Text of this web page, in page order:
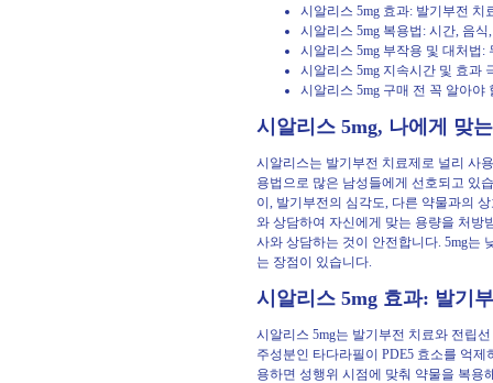
시알리스 5mg 효과: 발기부전 치
시알리스 5mg 복용법: 시간, 음
시알리스 5mg 부작용 및 대처법:
시알리스 5mg 지속시간 및 효과
시알리스 5mg 구매 전 꼭 알아야
시알리스 5mg, 나에게 맞
시알리스는 발기부전 치료제로 널리 사
용법으로 많은 남성들에게 선호되고 있
이, 발기부전의 심각도, 다른 약물과의
와 상담하여 자신에게 맞는 용량을 처방
사와 상담하는 것이 안전합니다. 5mg는
는 장점이 있습니다.
시알리스 5mg 효과: 발기
시알리스 5mg는 발기부전 치료와 전립
주성분인 타다라필이 PDE5 효소를 억
용하면 성행위 시점에 맞춰 약물을 복용